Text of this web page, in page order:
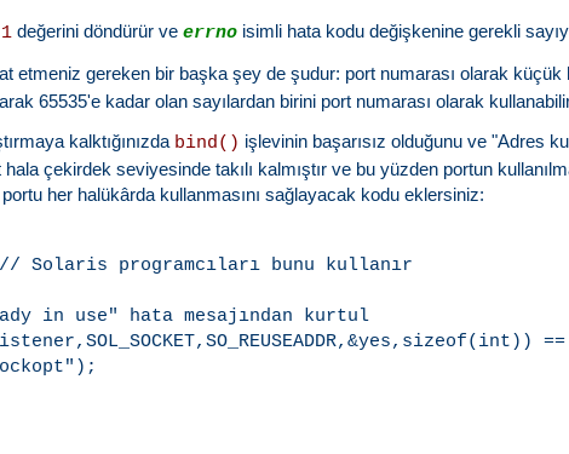
değerini döndürür veerrno isimli hata kodu değişkenine gerekli
etmeniz gereken bir başka şey de şudur: port numarası olarak
65535'e kadar olan sayılardan birini port numarası olarak
kalktığınızda bind() işlevinin başarısız olduğunu ve "Adres
çekirdek seviyesinde takılı kalmıştır ve bu yüzden portun
her halükârda kullanmasını sağlayacak kodu eklersiniz:
Solaris programcıları bunu kullanır
in use" hata mesajından kurtul